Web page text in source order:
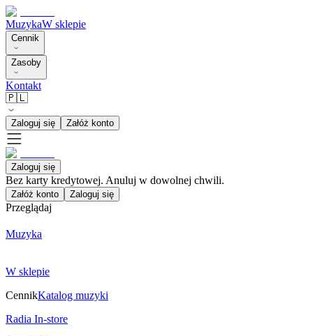
MuzykaW sklepie
Cennik
Zasoby
Kontakt
🇵🇱
Zaloguj się Załóż konto
Zaloguj się
Bez karty kredytowej. Anuluj w dowolnej chwili.
Załóż konto Zaloguj się
Przeglądaj
Muzyka
W sklepie
CennikKatalog muzyki
Radia In-store